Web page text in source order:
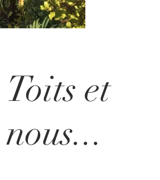
Toits et
nous...